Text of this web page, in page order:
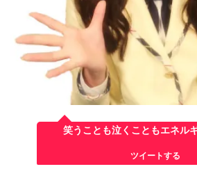
笑うことも泣くこともエネル
ツイートする